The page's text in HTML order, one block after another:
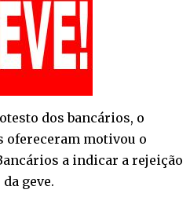
dos bancários, o
ofereceram motivou o
a indicar a rejeição
geve.